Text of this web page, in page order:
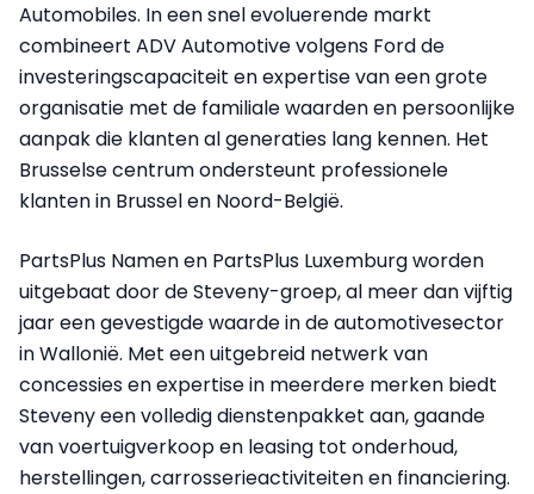
Automobiles. In een snel evoluerende markt
combineert ADV Automotive volgens Ford de
investeringscapaciteit en expertise van een grote
organisatie met de familiale waarden en persoonlijke
aanpak die klanten al generaties lang kennen. Het
Brusselse centrum ondersteunt professionele
klanten in Brussel en Noord-België.
PartsPlus Namen en PartsPlus Luxemburg worden
uitgebaat door de Steveny-groep, al meer dan vijftig
jaar een gevestigde waarde in de automotivesector
in Wallonië. Met een uitgebreid netwerk van
concessies en expertise in meerdere merken biedt
Steveny een volledig dienstenpakket aan, gaande
van voertuigverkoop en leasing tot onderhoud,
herstellingen, carrosserieactiviteiten en financiering.